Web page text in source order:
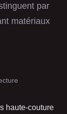
par
matériaux